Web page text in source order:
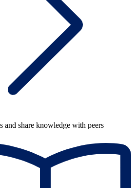
and share knowledge with peers